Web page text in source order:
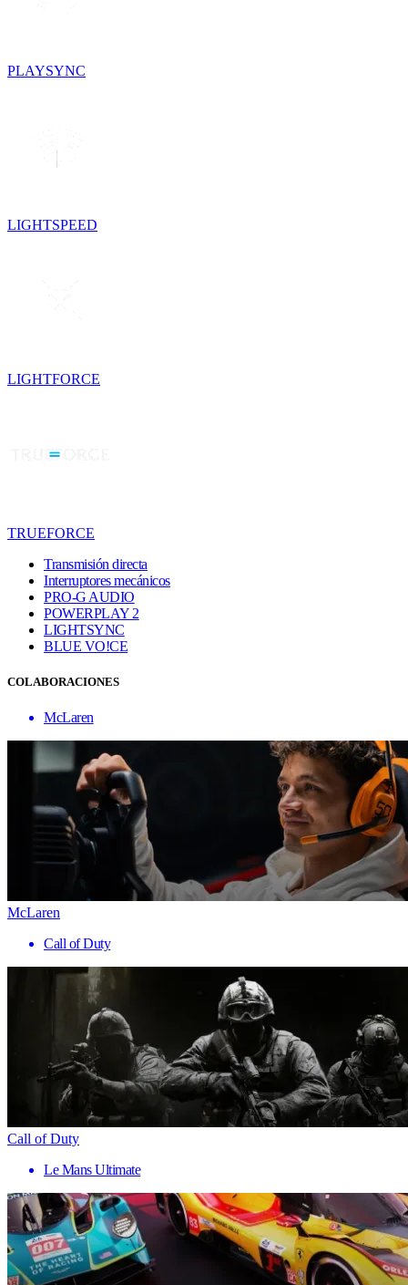
PLAYSYNC
LIGHTSPEED
LIGHTFORCE
TRUEFORCE
Transmisión directa
Interruptores mecánicos
PRO-G AUDIO
POWERPLAY 2
LIGHTSYNC
BLUE VO!CE
COLABORACIONES
McLaren
McLaren
Call of Duty
Call of Duty
Le Mans Ultimate